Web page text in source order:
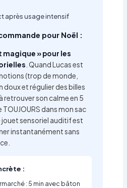
après usage intensif
pour Noël :
magique » pour les
. Quand Lucas est
(trop de monde,
doux et régulier des billes
retrouver son calme en 5
TOUJOURS dans mon sac
jouet sensoriel auditif est
instantanément sans
:
: 5 min avec bâton